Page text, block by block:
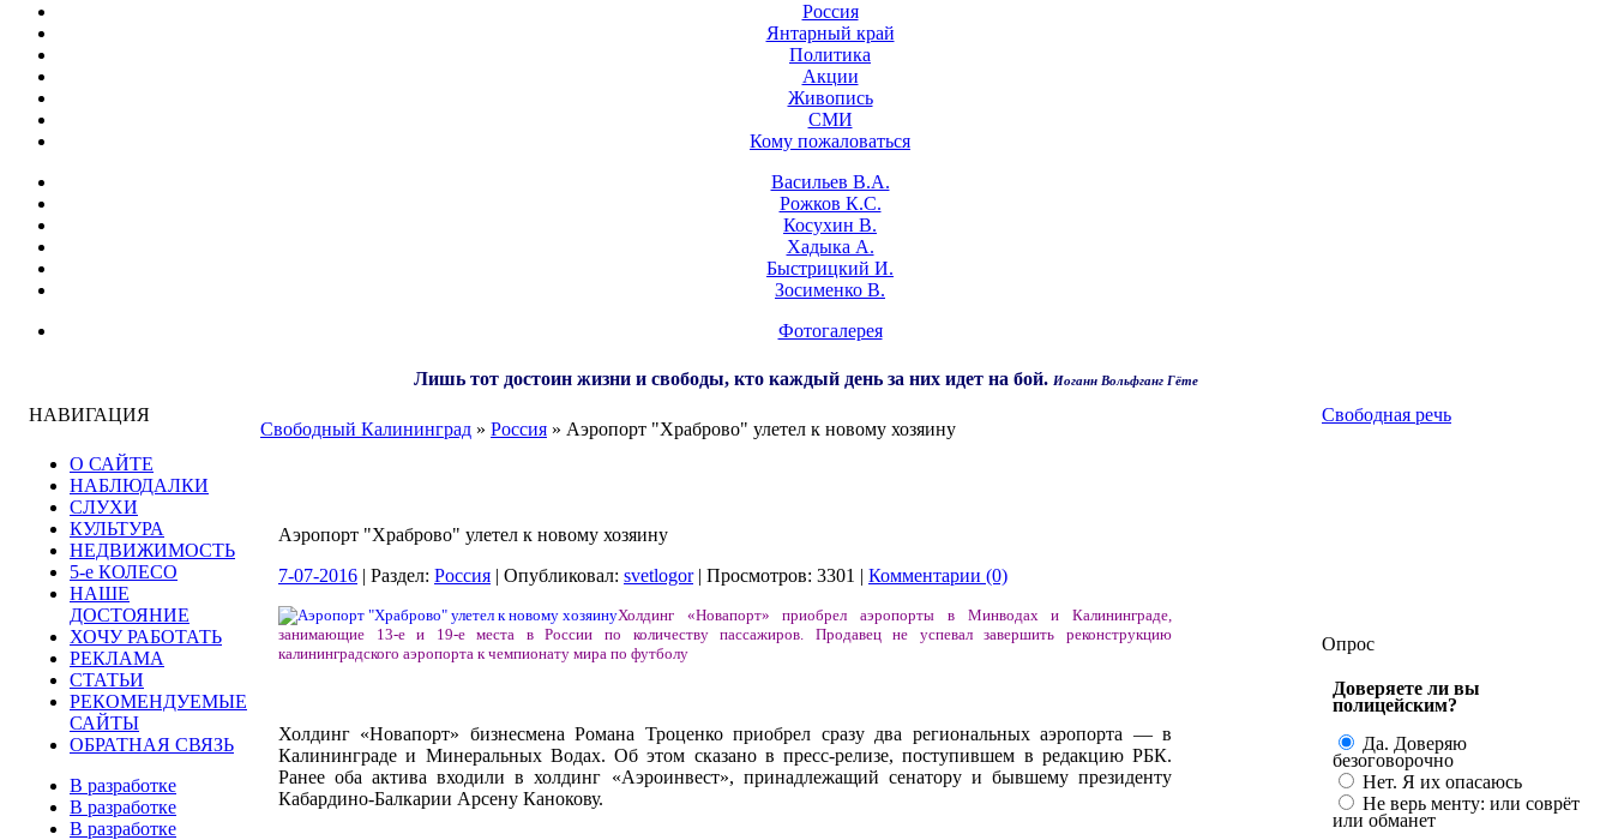
Россия
Янтарный край
Политика
Акции
Живопись
СМИ
Кому пожаловаться
Васильев В.А.
Рожков К.С.
Косухин В.
Хадыка А.
Быстрицкий И.
Зосименко В.
Фотогалерея
Лишь тот достоин жизни и свободы, кто каждый день за них идет на бой. Иоганн Вольфганг Гёте
НАВИГАЦИЯ
О САЙТЕ
НАБЛЮДАЛКИ
СЛУХИ
КУЛЬТУРА
НЕДВИЖИМОСТЬ
5-е КОЛЕСО
НАШЕ
ДОСТОЯНИЕ
ХОЧУ РАБОТАТЬ
РЕКЛАМА
СТАТЬИ
РЕКОМЕНДУЕМЫЕ
САЙТЫ
ОБРАТНАЯ СВЯЗЬ
В разработке
В разработке
В разработке
Свободный Калининград » Россия » Аэропорт "Храброво" улетел к новому хозяину
Аэропорт "Храброво" улетел к новому хозяину
7-07-2016 | Раздел: Россия | Опубликовал: svetlogor| Просмотров: 3301 | Комментарии (0)
Холдинг «Новапорт» приобрел аэропорты в Минводах и Калининграде,
занимающие 13-е и 19-е места в России по количеству пассажиров. Продавец не успевал завершить реконструкцию
калининградского аэропорта к чемпионату мира по футболу
Холдинг «Новапорт» бизнесмена Романа Троценко приобрел сразу два региональных аэропорта — в
Калининграде и Минеральных Водах. Об этом сказано в пресс-релизе, поступившем в редакцию РБК.
Ранее оба актива входили в холдинг «Аэроинвест», принадлежащий сенатору и бывшему президенту
Кабардино-Балкарии Арсену Канокову.
Свободная речь
Опрос
Доверяете ли вы
полицейским?
Да. Доверяю
безоговорочно
Нет. Я их опасаюсь
Не верь менту: или соврёт
или обманет